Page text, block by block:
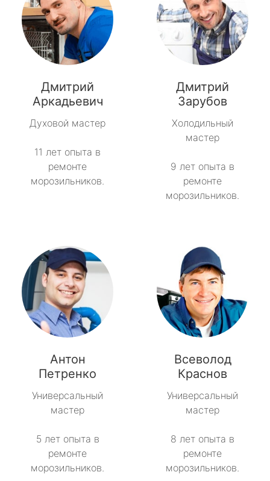
Дмитрий
Аркадьевич
Духовой мастер
11 лет опыта в
ремонте
морозильников.
Дмитрий
Зарубов
Холодильный
мастер
9 лет опыта в
ремонте
морозильников.
Антон
Петренко
Универсальный
мастер
5 лет опыта в
ремонте
морозильников.
Всеволод
Краснов
Универсальный
мастер
8 лет опыта в
ремонте
морозильников.